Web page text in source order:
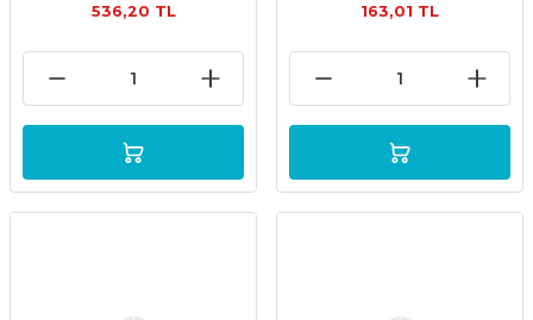
536,20 TL 163,01 TL